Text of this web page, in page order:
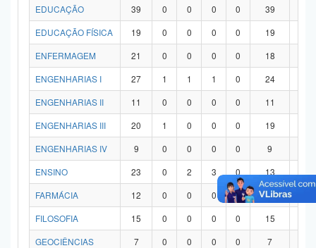
EDUCAÇÃO
39 0 0 0 0 39
EDUCAÇÃO FÍSICA
19 0 0 0 0 19
ENFERMAGEM
21 0 0 0 0 18
ENGENHARIAS I
27 1 1 1 0 24
ENGENHARIAS II
11 0 0 0 0 11
ENGENHARIAS III
20 1 0 0 0 19
ENGENHARIAS IV
9 0 0 0 0 9
ENSINO
23 0 2 3 0 13
FARMÁCIA
12 0 0 0 0 12
FILOSOFIA
15 0 0 0 0 15
GEOCIÊNCIAS
7 0 0 0 0 7